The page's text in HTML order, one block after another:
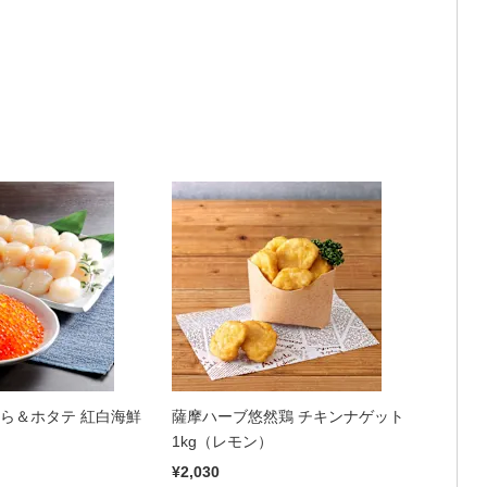
＆ホタテ 紅白海鮮
薩摩ハーブ悠然鶏 チキンナゲット
1kg（レモン）
¥2,030